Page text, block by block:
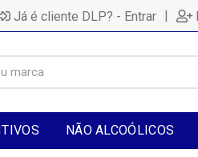
Já é cliente DLP? - Entrar |
NÃO ALCOÓLICOS